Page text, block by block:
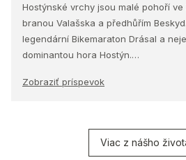
Hostýnské vrchy jsou malé pohoří
branou Valašska a předhůřím
legendární Bikemaraton Drásal a
dominantou hora Hostýn.…
Zobraziť príspevok
Viac z nášho